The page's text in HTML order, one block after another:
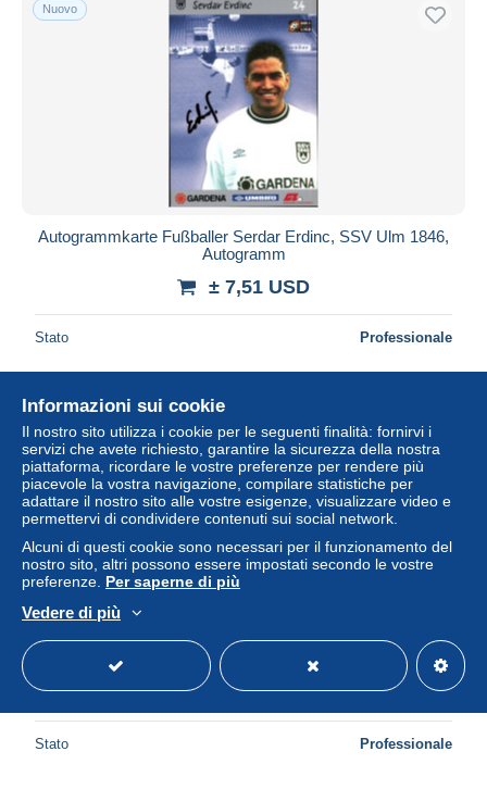
Nuovo
Autogrammkarte Fußballer Serdar Erdinc, SSV Ulm 1846,
Autogramm
± 7,51 USD
Stato Professionale
Nuovo
Autogrammkarte Fußballer Leandro Fonseca, SSV Ulm
1846, Autogramm
± 7,51 USD
Stato Professionale
Informazioni sui cookie
Il nostro sito utilizza i cookie per le seguenti finalità: fornirvi i
servizi che avete richiesto, garantire la sicurezza della nostra
piattaforma, ricordare le vostre preferenze per rendere più
piacevole la vostra navigazione, compilare statistiche per
adattare il nostro sito alle vostre esigenze, visualizzare video e
permettervi di condividere contenuti sui social network.
Alcuni di questi cookie sono necessari per il funzionamento del
nostro sito, altri possono essere impostati secondo le vostre
preferenze. Per saperne di più
Vedere di più